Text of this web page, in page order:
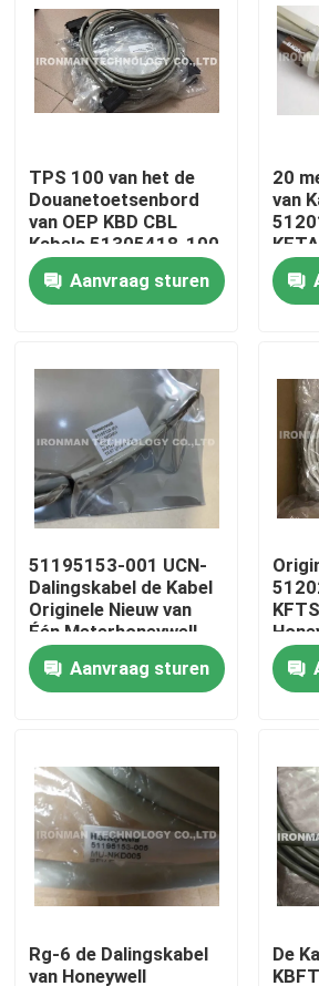
Over ons
Contacten
Producten
PLC Controlemodule
Honeywell-PLC Module
Het Controlemechanisme van
De Module van Honeywell FSC
Honeywell-Kabelproducten
Honeywell-Batterijpak
TPS 100 van het de
Douanetoetsenbord
van OEP KBD CBL
Kabels 51305418-100
Honeywell
Aanvraag sturen
20
van
51195153-001 UCN-
Dalingskabel de Kabel
Originele Nieuw van
Één Meterhoneywell
Aanvraag sturen
Rg-6 de Dalingskabel
van Honeywell
De